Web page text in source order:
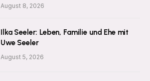
August 8, 2026
Ilka Seeler: Leben, Familie und Ehe mit
Uwe Seeler
August 5, 2026